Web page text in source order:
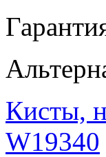
Кисты,
W19340